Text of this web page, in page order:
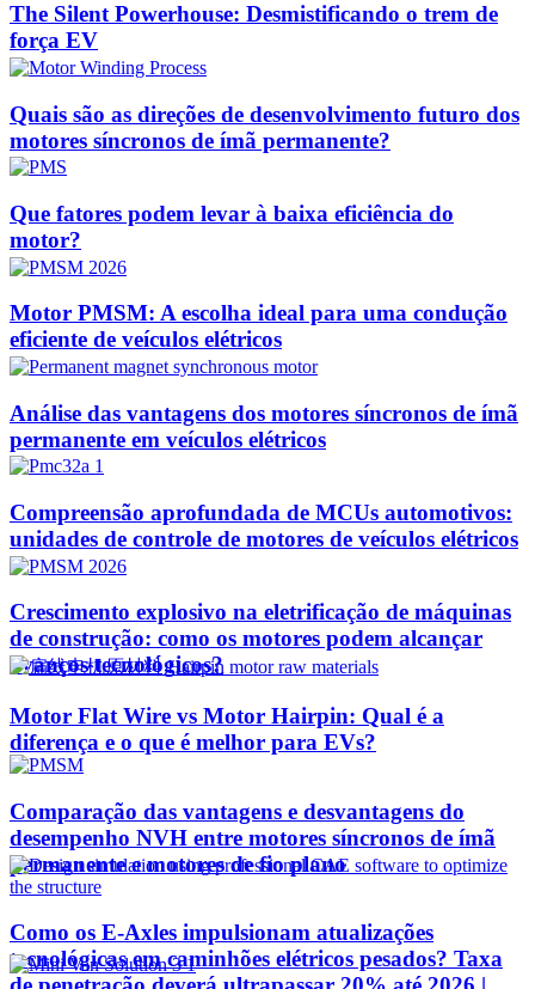
The Silent Powerhouse: Desmistificando o trem de
força EV
Quais são as direções de desenvolvimento futuro dos
motores síncronos de ímã permanente?
Que fatores podem levar à baixa eficiência do
motor?
Motor PMSM: A escolha ideal para uma condução
eficiente de veículos elétricos
Análise das vantagens dos motores síncronos de ímã
permanente em veículos elétricos
Compreensão aprofundada de MCUs automotivos:
unidades de controle de motores de veículos elétricos
Crescimento explosivo na eletrificação de máquinas
de construção: como os motores podem alcançar
avanços tecnológicos?​
Motor Flat Wire vs Motor Hairpin: Qual é a
diferença e o que é melhor para EVs?
Comparação das vantagens e desvantagens do
desempenho NVH entre motores síncronos de ímã
permanente e motores de fio plano
Como os E-Axles impulsionam atualizações
tecnológicas em caminhões elétricos pesados? Taxa